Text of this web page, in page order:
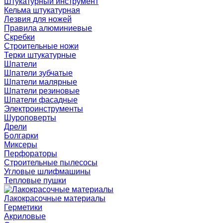
Кельма штукатурная
Лезвия для ножей
Правила алюминиевые
Скребки
Строительные ножи
Терки штукатурные
Шпатели
Шпатели зубчатые
Шпатели малярные
Шпатели резиновые
Шпатели фасадные
Электроинструменты
Шуроповерты
Дрели
Болгарки
Миксеры
Перфораторы
Строительные пылесосы
Угловые шлифмашины
Тепловые пушки
Лакокрасочные материалы
Герметики
Акриловые